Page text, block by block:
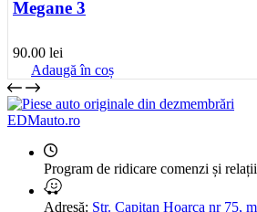
Megane 3
90.00 lei
Adaugă în coș
EDMauto.ro
Program de ridicare comenzi și
Adresă: Str. Capitan Hoarca nr 75,